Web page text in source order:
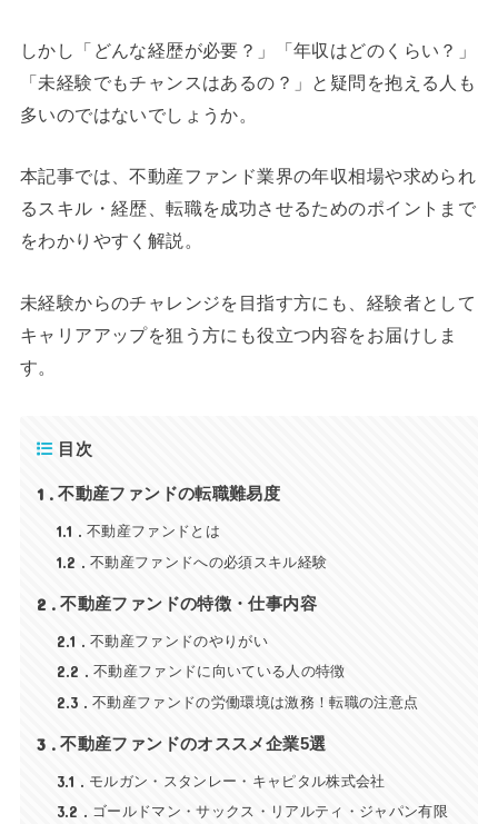
しかし「どんな経歴が必要？」「年収はどのくらい？」
「未経験でもチャンスはあるの？」と疑問を抱える人も
多いのではないでしょうか。
本記事では、不動産ファンド業界の年収相場や求められ
るスキル・経歴、転職を成功させるためのポイントまで
をわかりやすく解説。
未経験からのチャレンジを目指す方にも、経験者として
キャリアアップを狙う方にも役立つ内容をお届けしま
す。
目次
1 不動産ファンドの転職難易度
1.1 不動産ファンドとは
1.2 不動産ファンドへの必須スキル経験
2 不動産ファンドの特徴・仕事内容
2.1 不動産ファンドのやりがい
2.2 不動産ファンドに向いている人の特徴
2.3 不動産ファンドの労働環境は激務！転職の注意点
3 不動産ファンドのオススメ企業5選
3.1 モルガン・スタンレー・キャピタル株式会社
3.2
ゴールドマン・サックス・リアルティ・ジャパン有限